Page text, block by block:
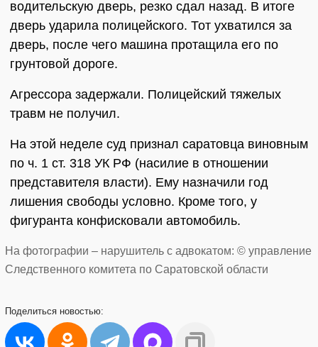
водительскую дверь, резко сдал назад. В итоге
дверь ударила полицейского. Тот ухватился за
дверь, после чего машина протащила его по
грунтовой дороге.
Агрессора задержали. Полицейский тяжелых
травм не получил.
На этой неделе суд признал саратовца виновным
по ч. 1 ст. 318 УК РФ (насилие в отношении
представителя власти). Ему назначили год
лишения свободы условно. Кроме того, у
фигуранта конфисковали автомобиль.
На фотографии – нарушитель с адвокатом: © управление
Следственного комитета по Саратовской области
Поделиться новостью: